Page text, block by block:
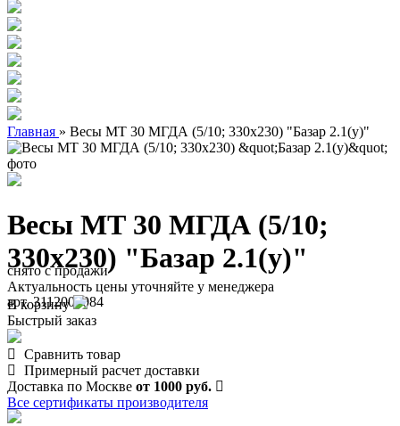
Главная » Весы МТ 30 МГДА (5/10; 330x230) "Базар 2.1(у)"
Весы МТ 30 МГДА (5/10;
330x230) "Базар 2.1(у)"
арт. 3112000084
снято с продажи
Актуальность цены уточняйте у менеджера
В корзину
Быстрый заказ
Сравнить товар
Примерный расчет доставки
Доставка по Москве от 1000 руб.
Все сертификаты производителя